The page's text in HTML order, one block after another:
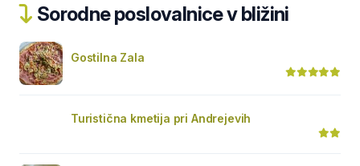
Sorodne poslovalnice v bližini
Gostilna Zala
Turistična kmetija pri Andrejevih